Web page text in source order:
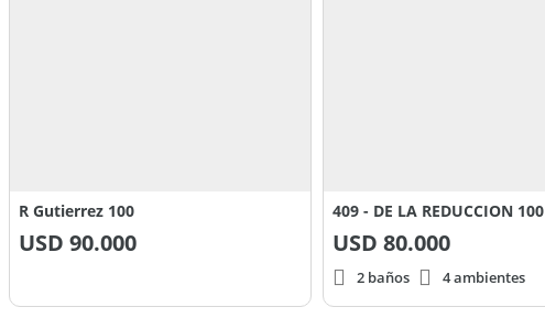
R Gutierrez 100
USD 90.000
409 - DE LA REDUCCION 100
USD 80.000
2 baños 4 ambientes